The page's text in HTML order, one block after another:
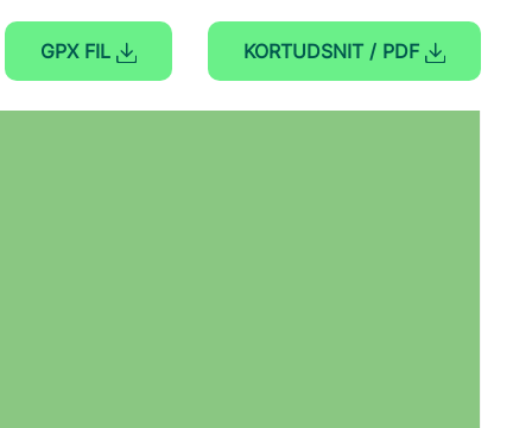
GPX FIL KORTUDSNIT / PDF